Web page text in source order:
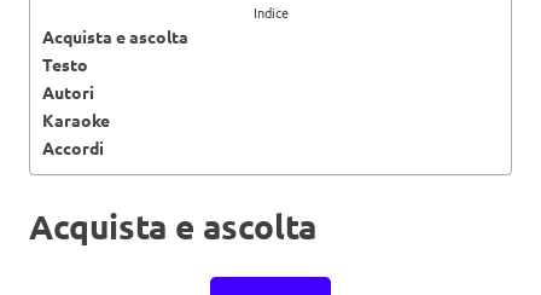
Indice
Acquista e ascolta
Testo
Autori
Karaoke
Accordi
Acquista e ascolta